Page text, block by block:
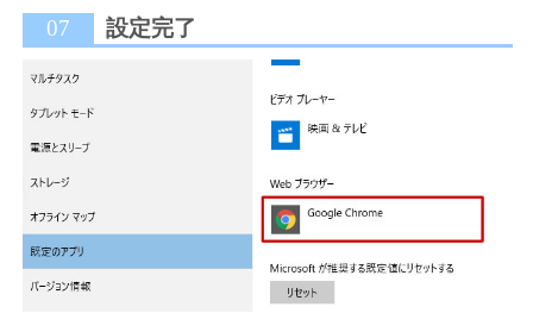
07 設定完了